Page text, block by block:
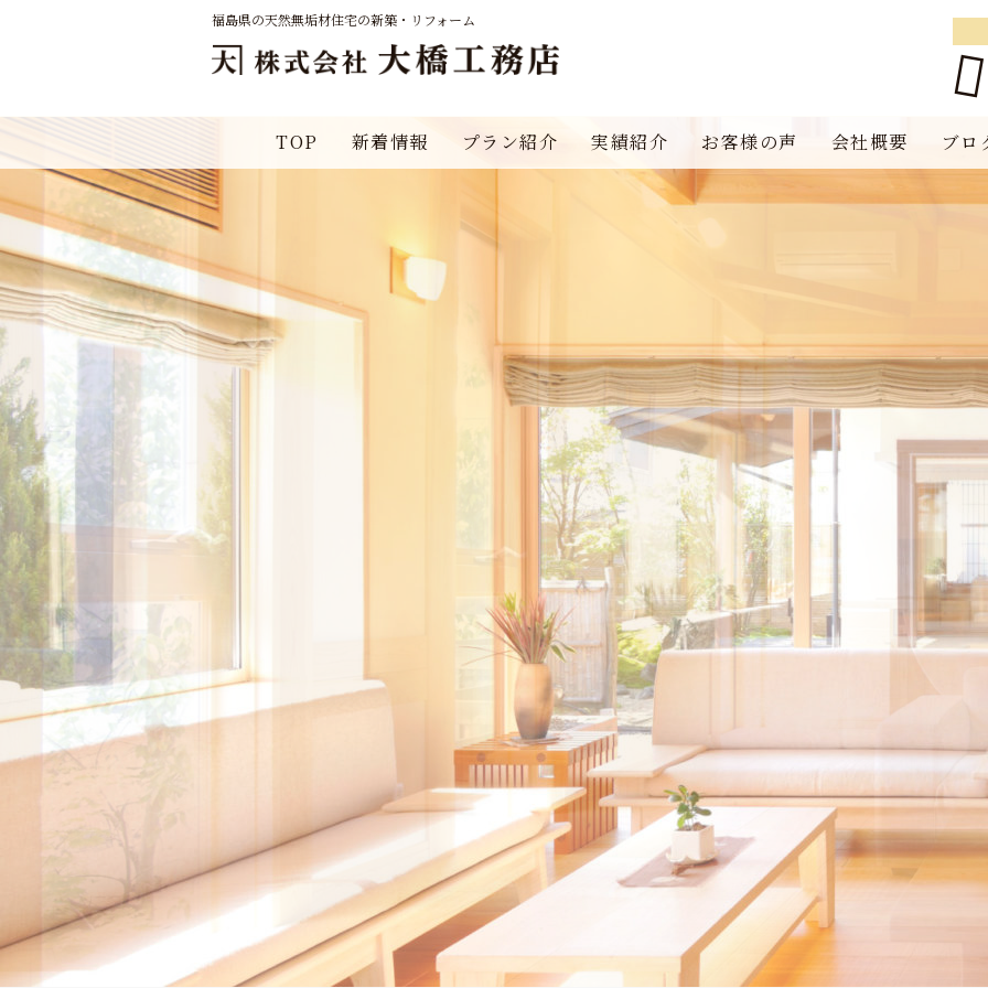
福島県の天然無垢材住宅の新築・リフォーム
TOP 新着情報 プラン紹介 実績紹介 お客様の声 会社概要 ブロ
2026/04/23 福島県「森と住まいのポイント事業」：南会津の木と最高性能